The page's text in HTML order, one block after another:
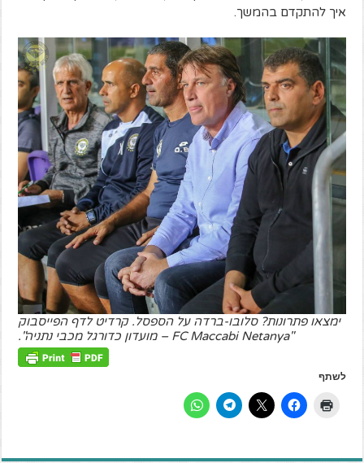
איך להתקדם בהמשך.
ימצאו פתרונות? סלובו-ברדה על הספסל. קרדיט לדף הפייסבוק
"FC Maccabi Netanya – מועדון כדורגל מכבי נתניה".
לשתף